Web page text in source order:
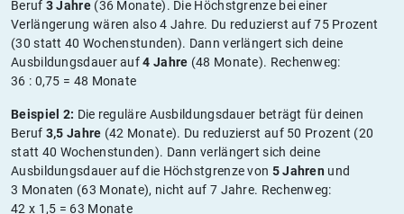
Beruf 3 Jahre(36 Monate). Die Höchstgrenze bei einer
Verlängerung wären also 4 Jahre. Du reduzierst auf 75 Prozent
(30 statt 40 Wochenstunden). Dann verlängert sich deine
Ausbildungsdauer auf4 Jahre (48 Monate). Rechenweg:
36 : 0,75 = 48 Monate
Beispiel 2: Die reguläre Ausbildungsdauer beträgt für deinen
Beruf 3,5 Jahre (42 Monate). Du reduzierst auf 50 Prozent (20
statt 40 Wochenstunden). Dann verlängert sich deine
Ausbildungsdauer auf die Höchstgrenze von 5 Jahren und
3 Monaten (63 Monate), nicht auf 7 Jahre. Rechenweg:
42 x 1,5 = 63 Monate